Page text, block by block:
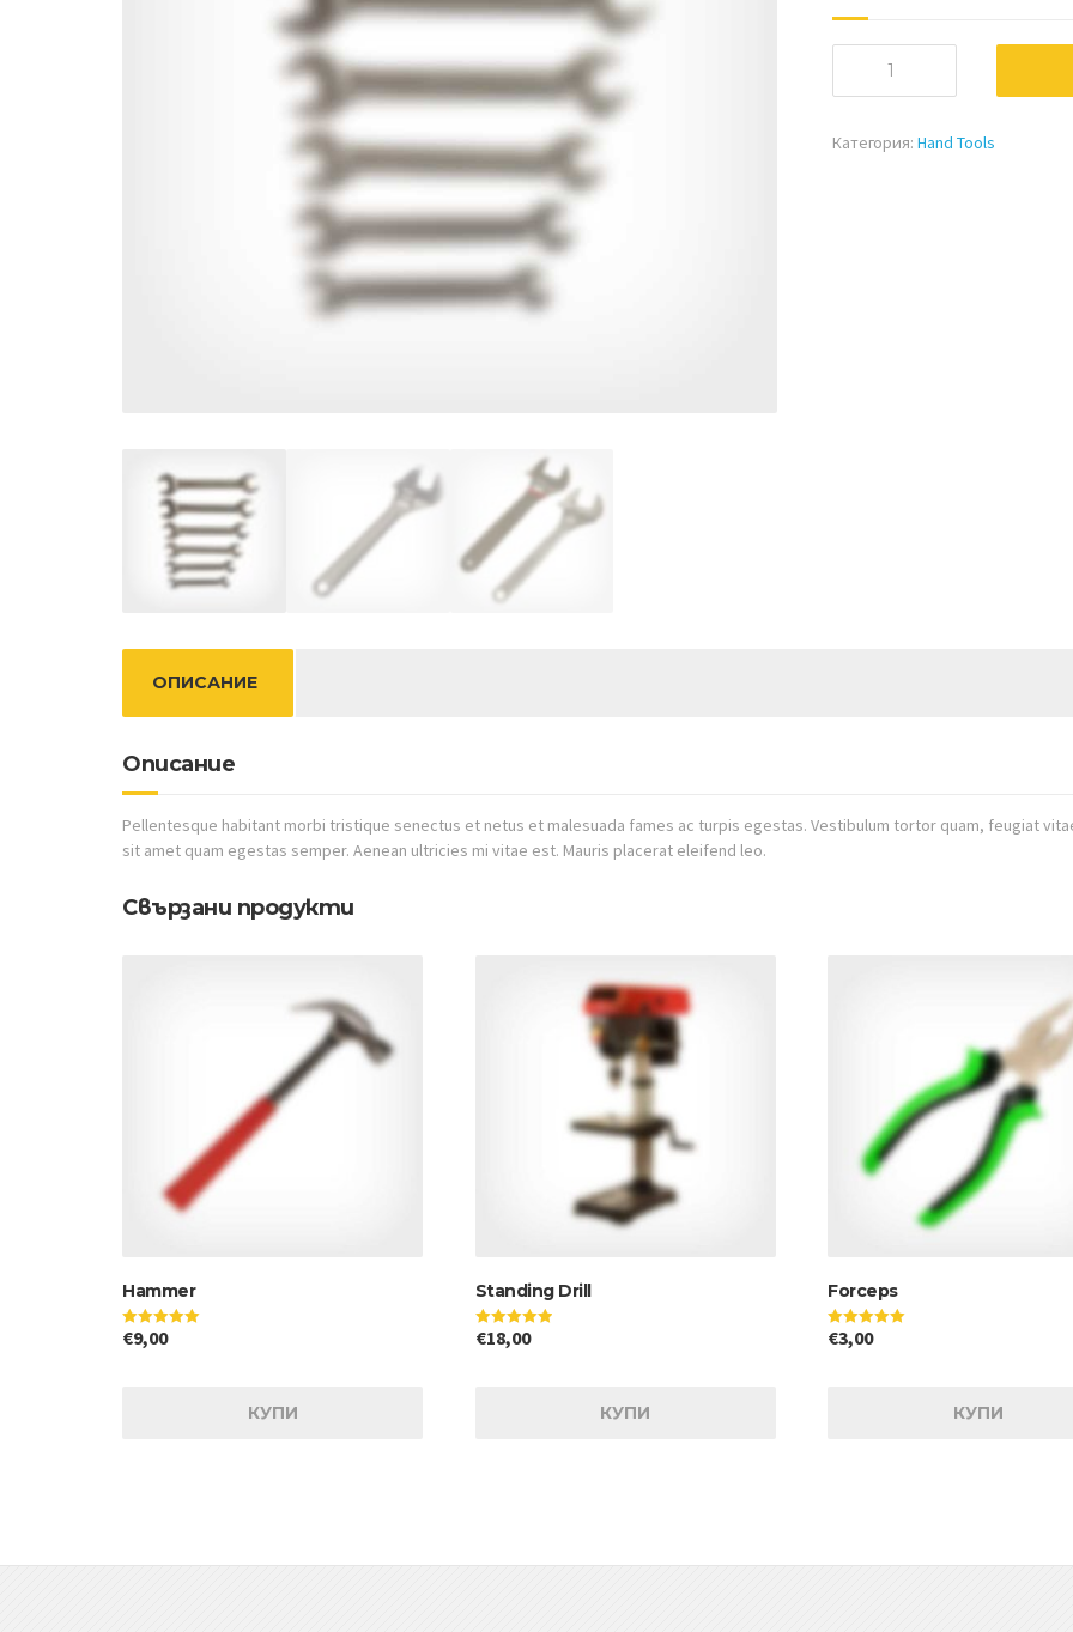
Категория: Hand Tools
ОПИСАНИЕ
Описание
Pellentesque habitant morbi tristique senectus et netus et malesuada fames ac turpis egestas. Vestibulum tortor quam, feugiat
sit amet quam egestas semper. Aenean ultricies mi vitae est. Mauris placerat eleifend leo.
Свързани продукти
Hammer
Оценено на
5.00
€9,00
КУПИ
Standing Drill
Оценено на
€18,00
КУПИ
Forceps
Оценено на
5.00
€3,00
КУПИ